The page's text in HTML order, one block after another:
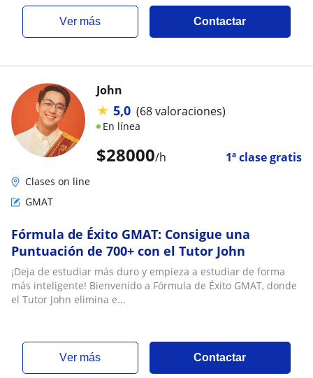
ver más Contactar
$28000/h 1ª clase gratis
John
★ 5,0 (68 valoraciones)
En línea
Clases on line
GMAT
Fórmula de Éxito GMAT: Consigue una
Puntuación de 700+ con el Tutor John
¡Deja de estudiar más duro y empieza a estudiar de forma
más inteligente! Bienvenido a Fórmula de Éxito GMAT, donde
el Tutor John elimina e...
ver más Contactar